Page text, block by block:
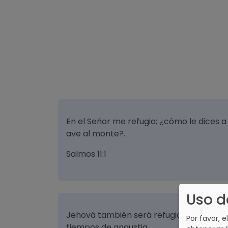
En el Señor me refugio; ¿cómo le dices
ave al monte?.
Salmos 11:1
Jehová también será refugio para los
Uso
Por favor,